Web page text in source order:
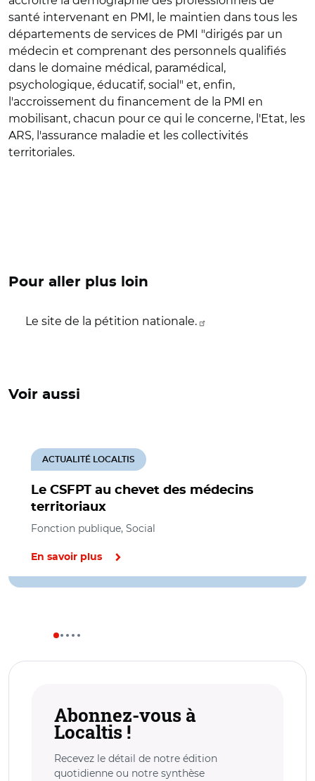
santé intervenant en PMI, le maintien dans tous les
départements de services de PMI "dirigés par un
médecin et comprenant des personnels qualifiés
dans le domaine médical, paramédical,
psychologique, éducatif, social" et, enfin,
l'accroissement du financement de la PMI en
mobilisant, chacun pour ce qui le concerne, l'Etat, les
ARS, l'assurance maladie et les collectivités
territoriales.
Pour aller plus loin
Le site de la pétition nationale.
Voir aussi
Le CSFPT au chevet des médecins
territoriaux
ACTUALITÉ LOCALTIS
Fonction publique, Social
En savoir plus
Abonnez-vous à
Localtis !
Recevez le détail de notre édition
quotidienne ou notre synthèse